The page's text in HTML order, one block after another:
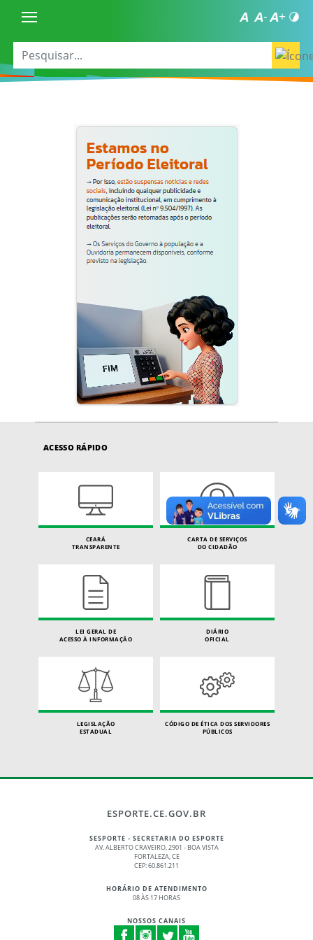
ACESSO RÁPIDO
CEARÁ
TRANSPARENTE
CARTA DE SERVIÇOS
DO CIDADÃO
LEI GERAL DE
ACESSO À INFORMAÇÃO
DIÁRIO
OFICIAL
LEGISLAÇÃO
ESTADUAL
CÓDIGO DE ÉTICA DOS SERVIDORES
PÚBLICOS
ESPORTE.CE.GOV.BR
SESPORTE - SECRETARIA DO ESPORTE
AV. ALBERTO CRAVEIRO, 2901 - BOA VISTA
FORTALEZA, CE
CEP: 60.861.211
HORÁRIO DE ATENDIMENTO
08 ÀS 17 HORAS
NOSSOS CANAIS